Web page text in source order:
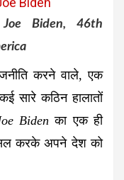
Biden, 46th
करने वाले, एक
सारे कठिन हालातों
Biden का एक ही
करके अपने देश को